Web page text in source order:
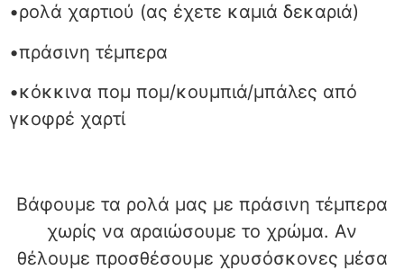
•ρολά χαρτιού (ας έχετε καμιά δεκαριά)
•πράσινη τέμπερα
•κόκκινα πομ πομ/κουμπιά/μπάλες από
γκοφρέ χαρτί
Βάφουμε τα ρολά μας με πράσινη τέμπερα
χωρίς να αραιώσουμε το χρώμα. Αν
θέλουμε προσθέσουμε χρυσόσκονες μέσα